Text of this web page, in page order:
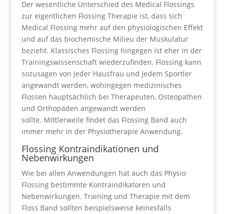
Der wesentliche Unterschied des Medical Flossings
zur eigentlichen Flossing Therapie ist, dass sich
Medical Flossing mehr auf den physiologischen Effekt
und auf das biochemische Milieu der Muskulatur
bezieht. Klassisches Flossing hingegen ist eher in der
Trainingswissenschaft wiederzufinden. Flossing kann
sozusagen von jeder Hausfrau und jedem Sportler
angewandt werden, wohingegen medizinisches
Flossen hauptsächlich bei Therapeuten, Osteopathen
und Orthopäden angewandt werden
sollte. Mittlerweile findet das Flossing Band auch
immer mehr in der Physiotherapie Anwendung.
Flossing Kontraindikationen und
Nebenwirkungen
Wie bei allen Anwendungen hat auch das Physio
Flossing bestimmte Kontraindikatoren und
Nebenwirkungen. Training und Therapie mit dem
Floss Band sollten beispielsweise keinesfalls